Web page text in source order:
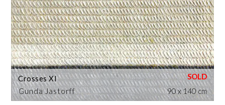
Gunda Jastorff
Crosses XI
90 x 140 cm